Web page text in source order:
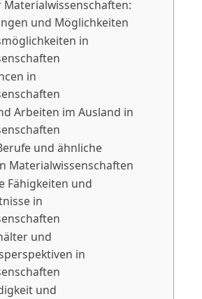
und Möglichkeiten
in
in
Arbeiten im Ausland in
und ähnliche
Materialwissenschaften
Fähigkeiten und
in
und
in
und